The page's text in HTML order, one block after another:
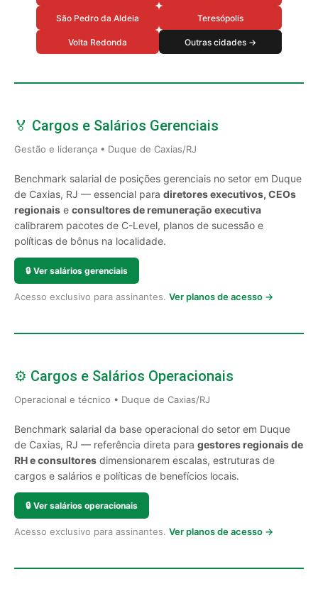
São Pedro da Aldeia Teresópolis
Volta Redonda Outras cidades →
🏅 Cargos e Salários Gerenciais
Gestão e liderança • Duque de Caxias/RJ
Benchmark salarial de posições gerenciais no setor em Duque
de Caxias, RJ — essencial para diretores executivos, CEOs
regionais e consultores de remuneração executiva
calibrarem pacotes de C-Level, planos de sucessão e
políticas de bônus na localidade.
🔒 Ver salários gerenciais
Acesso exclusivo para assinantes. Ver planos de acesso →
⚙️ Cargos e Salários Operacionais
Operacional e técnico • Duque de Caxias/RJ
Benchmark salarial da base operacional do setor em Duque
de Caxias, RJ — referência direta para gestores regionais de
RH e consultores dimensionarem escalas, estruturas de
cargos e salários e políticas de benefícios locais.
🔒 Ver salários operacionais
Acesso exclusivo para assinantes. Ver planos de acesso →